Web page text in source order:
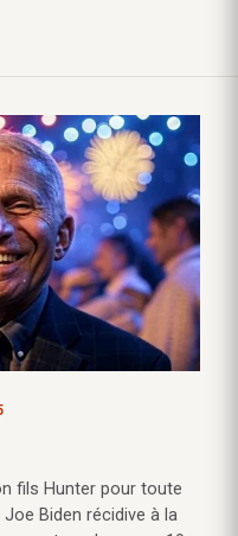
fils Hunter pour toute
Biden récidive à la